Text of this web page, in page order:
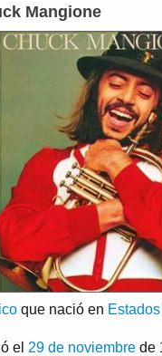
Mangione
que nació en
el 29 de noviembre de